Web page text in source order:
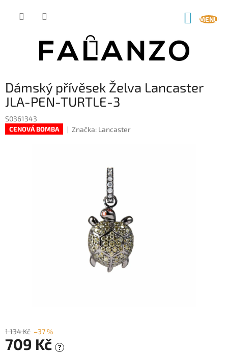
Dámský přívěsek Želva Lancaster
JLA-PEN-TURTLE-3
S0361343
CENOVÁ BOMBA Značka: Lancaster
1 134 Kč –37 %
709 Kč ?